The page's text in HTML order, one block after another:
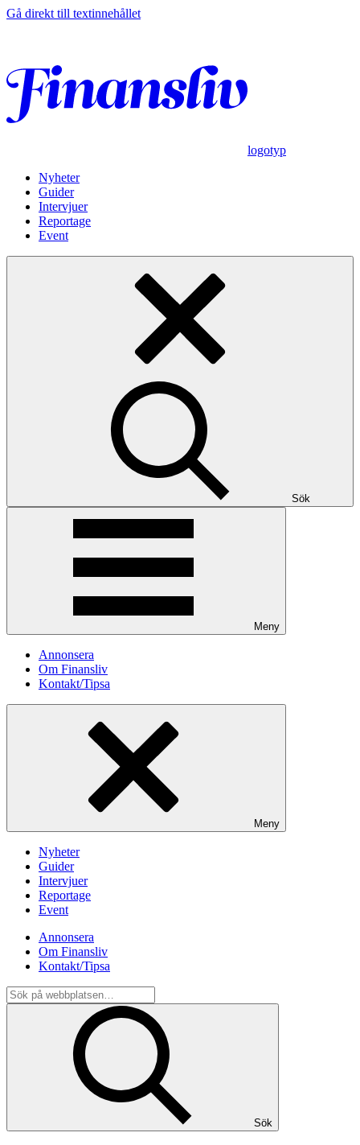
Gå direkt till textinnehållet
logotyp
Nyheter
Guider
Intervjuer
Reportage
Event
Sök
Meny
Annonsera
Om Finansliv
Kontakt/Tipsa
Meny
Nyheter
Guider
Intervjuer
Reportage
Event
Annonsera
Om Finansliv
Kontakt/Tipsa
Sök